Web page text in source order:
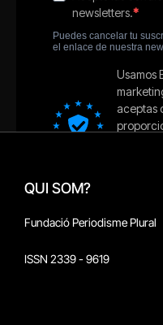
QUI SOM?
Fundació Periodisme Plural
ISSN 2339 - 9619